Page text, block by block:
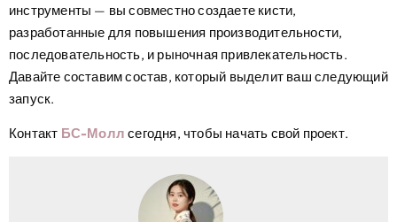
инструменты — вы совместно создаете кисти,
разработанные для повышения производительности,
последовательность, и рыночная привлекательность.
Давайте составим состав, который выделит ваш следующий
запуск.
Контакт БС-Молл сегодня, чтобы начать свой проект.